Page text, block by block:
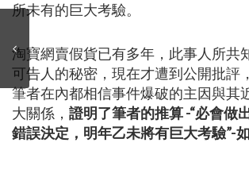
所未有的巨大考驗。
淘寶網賣假貨已有多年，此事人所共
可告人的秘密，現在才遭到公開批評
筆者在內都相信事件爆破的主因與其
大關係， 證明了筆者的推算 -“必會做
錯誤決定，明年乙未將有巨大考驗”-